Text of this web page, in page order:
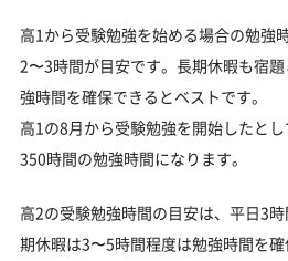
高1から受験勉強を始める場合の勉強
2〜3時間が目安です。長期休暇も宿
強時間を確保できるとベストです。
高1の8月から受験勉強を開始したと
350時間の勉強時間になります。
高2の受験勉強時間の目安は、平日3
期休暇は3〜5時間程度は勉強時間を確